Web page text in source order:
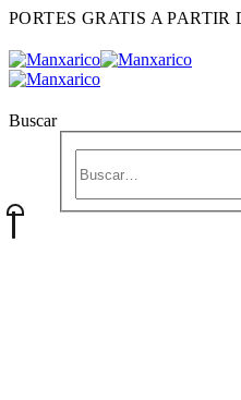
PORTES GRATIS A PARTIR
Buscar